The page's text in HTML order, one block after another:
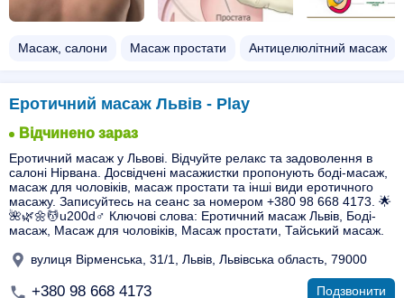
Масаж, салони Масаж простати Антицелюлітний масаж
Еротичний масаж Львів - Play
Відчинено зараз
Еротичний масаж у Львові. Відчуйте релакс та задоволення в
салоні Нірвана. Досвідчені масажистки пропонують боді-масаж,
масаж для чоловіків, масаж простати та інші види еротичного
масажу. Записуйтесь на сеанс за номером +380 98 668 4173. 🌟
🌺🌿🌼💆u200d♂️ Ключові слова: Еротичний масаж Львів, Боді-
масаж, Масаж для чоловіків, Масаж простати, Тайський масаж.
вулиця Вірменська, 31/1, Львів, Львівська область, 79000
+380 98 668 4173 Подзвонити